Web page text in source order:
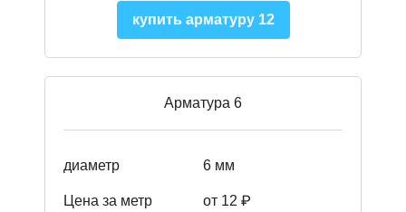
купить арматуру 12
Арматура 6
диаметр 6 мм
Цена за метр от 12 ₽